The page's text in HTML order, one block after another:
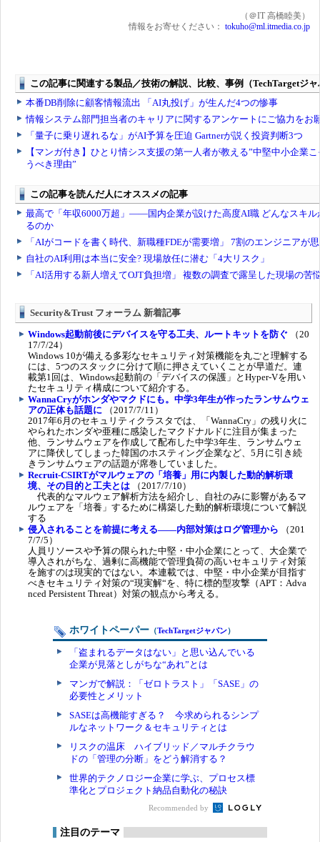
（＠IT 高橋睦美）
情報をお寄せください： tokuho@ml.itmedia.co.jp
Security&Trust フォーラム 新着記事
Windows起動前後にデバイスを守る工夫、ルートキットを防ぐ （20
17/7/24）
Windows 10が備える多彩なセキュリティ対策機能を丸ごと理解する
には、5つのスタックに分けて順に押さえていくことが早道だ。連
載第1回は、Windows起動前の「デバイスの保護」とHyper-Vを用い
たセキュリティ構成について紹介する。
WannaCryがホンダやマクドにも。中学3年生が作ったランサムウェ
アの正体も話題に （2017/7/11）
2017年6月のセキュリティクラスタでは、「WannaCry」の残り火に
やられたホンダや亜種に感染したマクドナルドに注目が集まった
他、ランサムウェアを作成して配布した中学3年生、ランサムウェ
アに降伏してしまった韓国のホスティング企業など、5月に引き続
きランサムウェアの話題が席巻していました。
Recruit-CSIRTがマルウェアの「培養」用に内製した動的解析環
境、その目的と工夫とは （2017/7/10）
代表的なマルウェア解析方法を紹介し、自社のみに影響があるマ
ルウェアを「培養」するために構築した動的解析環境について解説
する
侵入されることを前提に考える――内部対策はログ管理から （201
7/7/5）
人員リソースや予算の限られた中堅・中小企業にとって、大企業で
導入されがちな、過剰に高機能で管理負荷の高いセキュリティ対策
を施すのは現実的ではない。本連載では、中堅・中小企業が目指す
べきセキュリティ対策の“現実解“を、特に標的型攻撃（APT：Adva
nced Persistent Threat）対策の観点から考える。
ホワイトペーパー （TechTargetジャパン）
「盗まれるデータはない」と思い込んでいる
企業が見落としがちな“あれ”とは
マンガで解説：「ゼロトラスト」「SASE」の
必要性とメリット
SASEは高機能すぎる？ 今求められるシンプ
ルなネットワーク＆セキュリティとは
リスクの温床 ハイブリッド／マルチクラウ
ドの「管理の分断」をどう解消する？
世界的テクノロジー企業に学ぶ、プロセス標
準化とプロジェクト納品自動化の秘訣
Recommended by
注目のテーマ